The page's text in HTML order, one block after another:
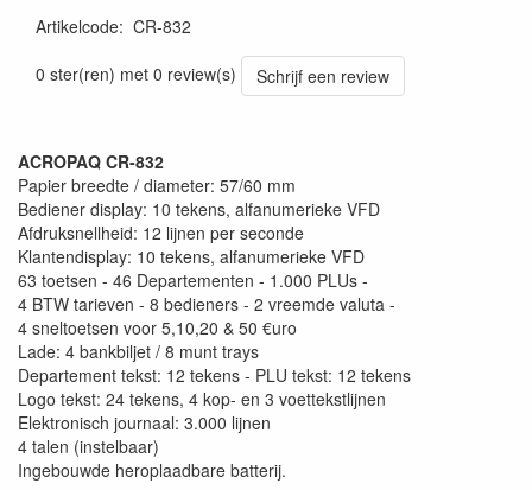
Artikelcode: CR-832
0 ster(ren) met 0 review(s)
Schrijf een review
ACROPAQ CR-832
Papier breedte / diameter: 57/60 mm
Bediener display: 10 tekens, alfanumerieke VFD
Afdruksnellheid: 12 lijnen per seconde
Klantendisplay: 10 tekens, alfanumerieke VFD
63 toetsen - 46 Departementen - 1.000 PLUs -
4 BTW tarieven - 8 bedieners - 2 vreemde valuta -
4 sneltoetsen voor 5,10,20 & 50 €uro
Lade: 4 bankbiljet / 8 munt trays
Departement tekst: 12 tekens - PLU tekst: 12 tekens
Logo tekst: 24 tekens, 4 kop- en 3 voettekstlijnen
Elektronisch journaal: 3.000 lijnen
4 talen (instelbaar)
Ingebouwde heroplaadbare batterij.